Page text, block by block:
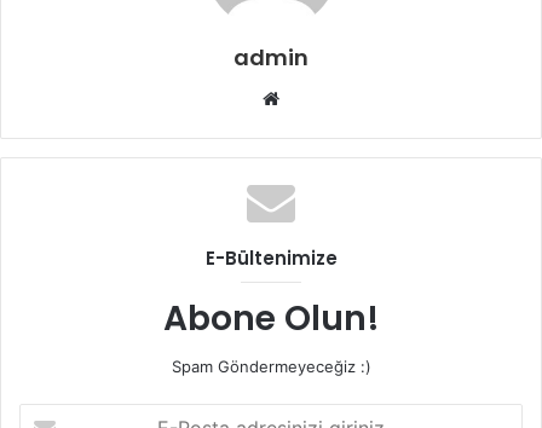
admin
Web
E-Bültenimize
Abone Olun!
Spam Göndermeyeceğiz :)